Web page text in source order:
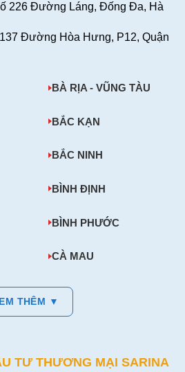
226 Đường Láng, Đống Đa, Hà
Đường Hòa Hưng, P12, Quận
BÀ RỊA - VŨNG TÀU
BẮC KẠN
BẮC NINH
BÌNH ĐỊNH
BÌNH PHƯỚC
CÀ MAU
THÊM ▼
TƯ THƯƠNG MẠI SARINA